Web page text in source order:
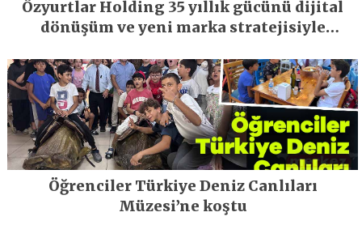
Özyurtlar Holding 35 yıllık gücünü dijital
dönüşüm ve yeni marka stratejisiyle
Öğrenciler Türkiye Deniz Canlıları
Müzesi’ne koştu